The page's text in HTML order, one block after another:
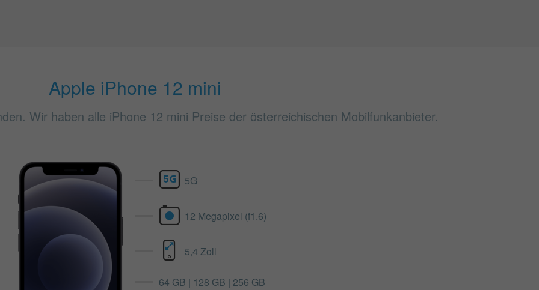
Apple iPhone 12 mini
Wir haben alle iPhone 12 mini Preise der österreichischen Mobilfunkanbieter.
5G
12 Megapixel (f1.6)
5,4 Zoll
64 GB | 128 GB | 256 GB